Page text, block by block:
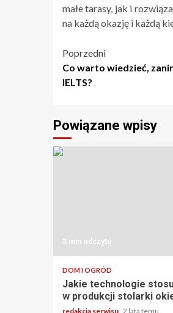
małe tarasy, jak i
na każdą okazję i każdą
Nawigacja
wpisu
Poprzedni
Co warto wiedzieć,
IELTS?
Powiązane wpisy
3 min odczytu
DOM I OGRÓD
Jakie technologie
w produkcji stolarki
redakcja serwisu 2 lata temu